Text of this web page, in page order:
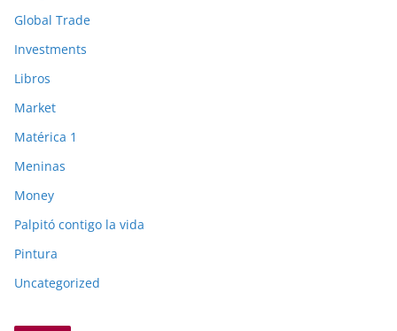
Global Trade
Investments
Libros
Market
Matérica 1
Meninas
Money
Palpitó contigo la vida
Pintura
Uncategorized